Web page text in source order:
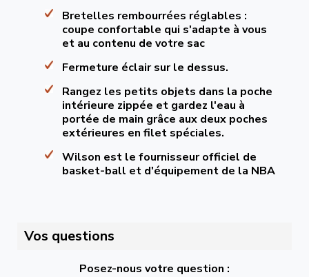
Bretelles rembourrées réglables :
coupe confortable qui s'adapte à vous
et au contenu de votre sac
Fermeture éclair sur le dessus.
Rangez les petits objets dans la poche
intérieure zippée et gardez l'eau à
portée de main grâce aux deux poches
extérieures en filet spéciales.
Wilson est le fournisseur officiel de
basket-ball et d'équipement de la NBA
Vos questions
Posez-nous votre question :